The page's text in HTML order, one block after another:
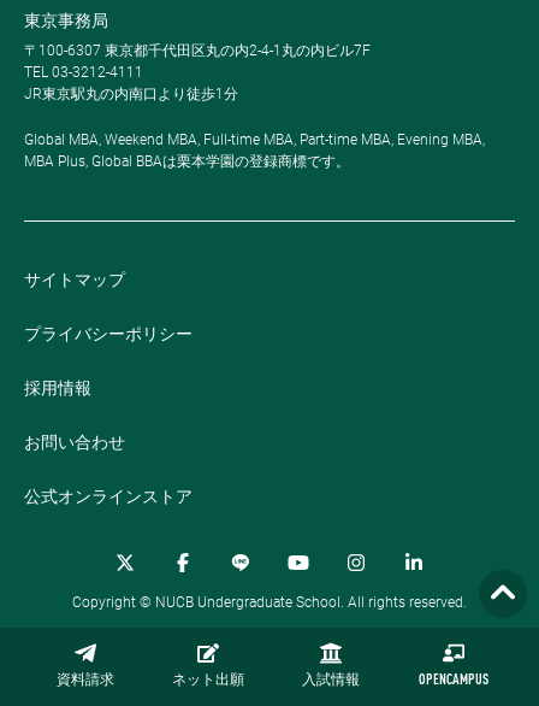
資料請求 ネット出願 入試情報 OPENCAMPUS
東京事務局
〒100-6307 東京都千代田区丸の内2-4-1丸の内ビル7F
TEL 03-3212-4111
JR東京駅丸の内南口より徒歩1分
Global MBA, Weekend MBA, Full-time MBA, Part-time MBA, Evening MBA,
MBA Plus, Global BBAは栗本学園の登録商標です。
サイトマップ
プライバシーポリシー
採用情報
お問い合わせ
公式オンラインストア
Copyright © NUCB Undergraduate School. All rights reserved.